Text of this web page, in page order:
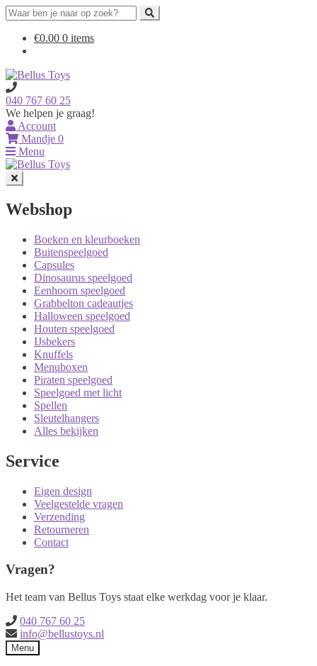
Search
for:
door
navigatie
naar
inhoud
€0.00 0 items
040 767 60 25
We helpen je graag!
Account
Mandje 0
Menu
Webshop
Boeken en kleurboeken
Buitenspeelgoed
Capsules
Dinosaurus speelgoed
Eenhoorn speelgoed
Grabbelton cadeautjes
Halloween speelgoed
Houten speelgoed
IJsbekers
Knuffels
Menuboxen
Piraten speelgoed
Speelgoed met licht
Spellen
Sleutelhangers
Alles bekijken
Service
Eigen design
Veelgestelde vragen
Verzending
Retourneren
Contact
Vragen?
Het team van Bellus Toys staat elke werkdag voor je klaar.
040 767 60 25
info@bellustoys.nl
Menu